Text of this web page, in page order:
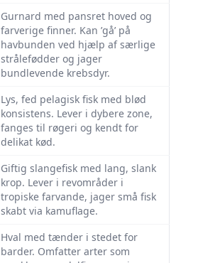
Gurnard med pansret hoved og
farverige finner. Kan ’gå’ på
havbunden ved hjælp af særlige
strålefødder og jager
bundlevende krebsdyr.
Lys, fed pelagisk fisk med blød
konsistens. Lever i dybere zone,
fanges til røgeri og kendt for
delikat kød.
Giftig slangefisk med lang, slank
krop. Le­ver i revområder i
tropiske farvande, jager små fisk
skabt via kamuflage.
Hval med tænder i stedet for
barder. Omfatter arter som